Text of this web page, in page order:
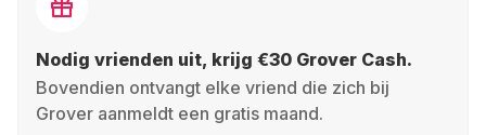
Nodig vrienden uit, krijg €30 Grover Cash.
Bovendien ontvangt elke vriend die zich bij
Grover aanmeldt een gratis maand.